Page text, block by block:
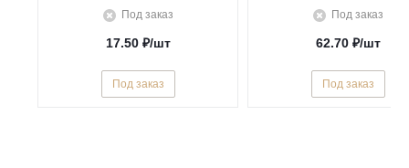
Под заказ
17.50 ₽/шт
Под заказ
Под заказ
62.70 ₽/шт
Под заказ